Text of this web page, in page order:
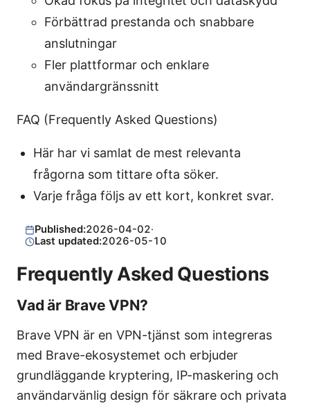
Förbättrad prestanda och snabbare
anslutningar
Fler plattformar och enklare
användargränssnitt
FAQ (Frequently Asked Questions)
Här har vi samlat de mest relevanta
frågorna som tittare ofta söker.
Varje fråga följs av ett kort, konkret svar.
Published:2026-04-02·
Last updated:2026-05-10
Frequently Asked Questions
Vad är Brave VPN?
Brave VPN är en VPN-tjänst som integreras
med Brave-ekosystemet och erbjuder
grundläggande kryptering, IP-maskering och
användarvänlig design för säkrare och privata